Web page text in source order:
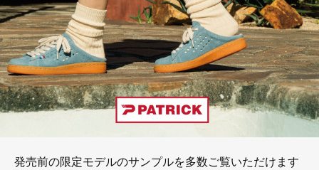
発売前の限定モデルのサンプルを多数ご覧いただけます